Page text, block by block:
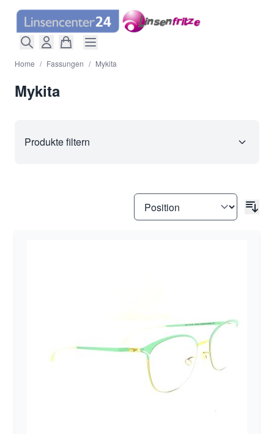
Direkt zum Inhalt
Home / Fassungen / Mykita
Mykita
Produkte filtern